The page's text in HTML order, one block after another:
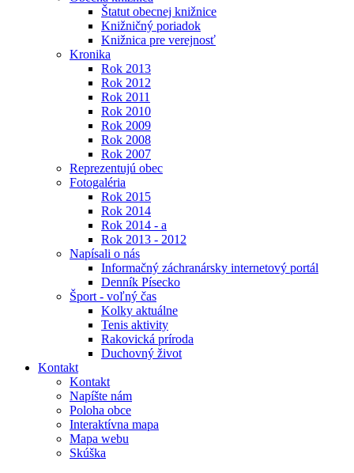
Štatut obecnej knižnice
Knižničný poriadok
Knižnica pre verejnosť
Kronika
Rok 2013
Rok 2012
Rok 2011
Rok 2010
Rok 2009
Rok 2008
Rok 2007
Reprezentujú obec
Fotogaléria
Rok 2015
Rok 2014
Rok 2014 - a
Rok 2013 - 2012
Napísali o nás
Informačný záchranársky internetový portál
Denník Písecko
Šport - voľný čas
Kolky aktuálne
Tenis aktivity
Rakovická príroda
Duchovný život
Kontakt
Kontakt
Napíšte nám
Poloha obce
Interaktívna mapa
Mapa webu
Skúška